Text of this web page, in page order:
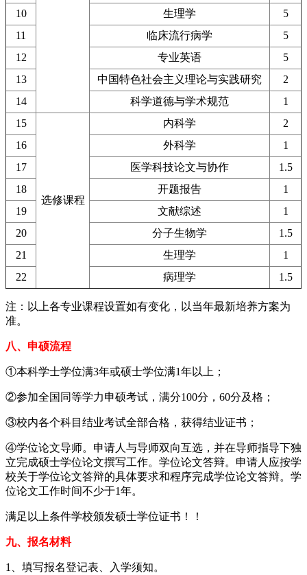
10 生理学
5
11
临床流行病学
5
12
专业英语
5
13
中国特色社会主义理论与实践研究
2
14
科学道德与学术规范
1
15
选修课程
内科学
2
16
外科学
1
17
医学科技论文与协作
1.5
18
开题报告
1
19
文献综述
1
20
分子生物学
1.5
21
生理学
1
22
病理学 1.5
注：以上各专业课程设置如有变化，以当年最新培养方案为
准。
八、申硕流程
①本科学士学位满3年或硕士学位满1年以上；
②参加全国同等学力申硕考试，满分100分，60分及格；
③校内各个科目结业考试全部合格，获得结业证书；
④学位论文导师。申请人与导师双向互选，并在导师指导下独
立完成硕士学位论文撰写工作。学位论文答辩。申请人应按学
校关于学位论文答辩的具体要求和程序完成学位论文答辩。学
位论文工作时间不少于1年。
满足以上条件学校颁发硕士学位证书！！
九、报名材料
1、填写报名登记表、入学须知。